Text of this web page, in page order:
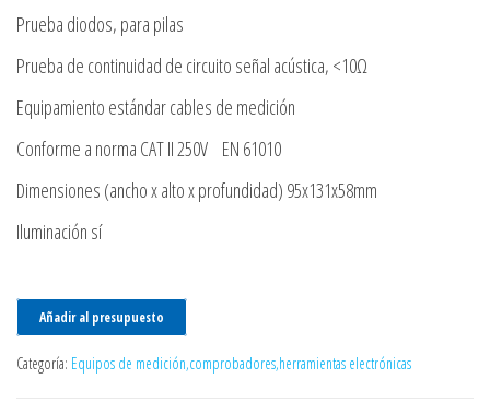
Prueba diodos, para pilas
Prueba de continuidad de circuito señal acústica, <10Ω
Equipamiento estándar cables de medición
Conforme a norma CAT II 250V EN 61010
Dimensiones (ancho x alto x profundidad) 95x131x58mm
Iluminación sí
Añadir al presupuesto
Categoría: Equipos de medición,comprobadores,herramientas electrónicas